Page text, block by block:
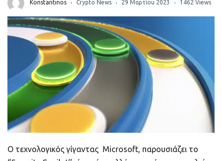
Konstantinos Crypto News 29 Μαρτίου 2023 1462 Views
Ο τεχνολογικός γίγαντας Microsoft, παρουσιάζει το
ποιοτικό
Πορτοφόλια Κρυπτονομισμάτων
Metamask τι είναι και πως λειτουργεί αυτό
το πορτοφόλι;
Τι είναι τα NFTs
Νομοθεσία